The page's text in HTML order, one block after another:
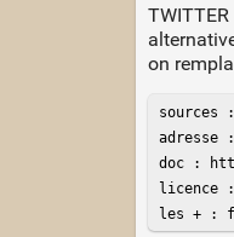
TWITTER
on
sources
doc :
licence
les + :